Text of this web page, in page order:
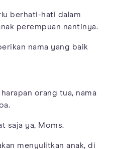
berhati-hati dalam
perempuan nantinya.
nama yang baik
orang tua, nama
saja ya, Moms.
menyulitkan anak, di